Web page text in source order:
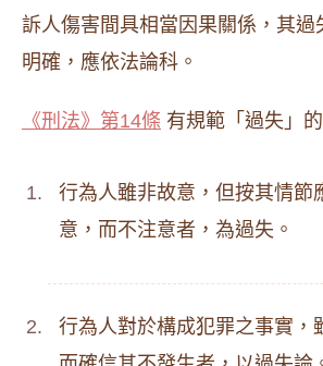
訴人傷害間具相當因果關係，其過
明確，應依法論科。
《刑法》第14條 有規範「過失」
行為人雖非故意，但按其情節
意，而不注意者，為過失。
行為人對於構成犯罪之事實，